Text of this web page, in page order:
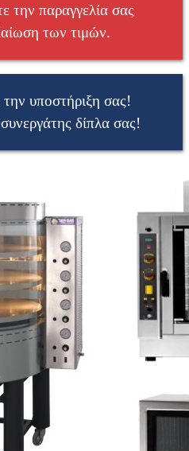
την παραγγελία σας
των τιμών.
την υποστήριξη σας!
δίπλα σας!